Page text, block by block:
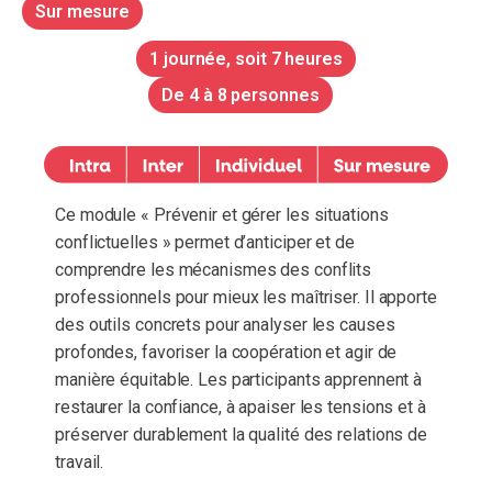
Sur mesure
1 journée, soit 7 heures
De 4 à 8 personnes
Ce module « Prévenir et gérer les situations
conflictuelles » permet d’anticiper et de
comprendre les mécanismes des conflits
professionnels pour mieux les maîtriser. Il apporte
des outils concrets pour analyser les causes
profondes, favoriser la coopération et agir de
manière équitable. Les participants apprennent à
restaurer la confiance, à apaiser les tensions et à
préserver durablement la qualité des relations de
travail.